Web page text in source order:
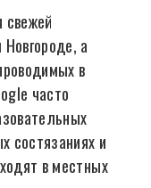
свежей
а
в
часто
состязаниях и
в местных